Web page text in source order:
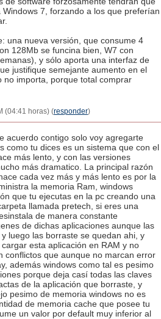
7, forzando a los que preferían
una nueva versión, que consume 4
128Mb se funcina bien, W7 con
y sólo aporta una interfaz de
justifique semejante aumento en el
no importa, porque total comprar
(04:41 horas) (responder)
acuerdo contigo solo voy agregarte
como tu dices es un sistema que con el
más lento, y con las versiones
más dramatico. La principal razón
cada vez más y más lento es por la
la memoria Ram, windows
que tu ejecutas en la pc creando una
llamada pretech, si eres una
de manera constante
de dichas aplicaciones aunque las
luego las borraste se quedan ahi, y
esta aplicación en RAM y no
conflictos que aunque no marcan error
además windows como tal es pesimo
porque deja casí todas las claves
de la aplicación que borraste, y
pesimo de memoria windows no es
de memoria cache que posee tu
un valor por default muy inferior al